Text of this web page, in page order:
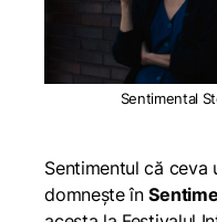
Sentimental
Sentimentul că ceva
domnește în